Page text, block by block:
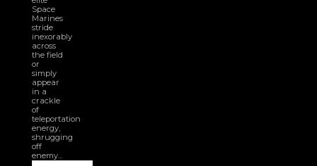
Space
Marines
stride
inexorably
across
the field
or
simply
appear
in a
crackle
of
teleportation
energy,
shrugging
off
enemy...